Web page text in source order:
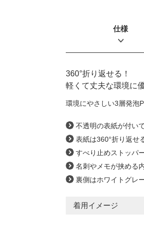
仕様
360°折り返せる！
軽くて丈夫な環境に
環境にやさしい3層発泡
不透明の表紙が付い
表紙は360°折り返せ
すべり止めストッパ
名刺やメモが挟める
裏側はホワイトグレ
着用イメージ